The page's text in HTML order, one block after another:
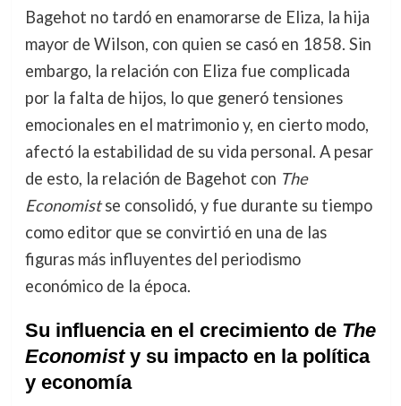
Bagehot no tardó en enamorarse de Eliza, la hija
mayor de Wilson, con quien se casó en 1858. Sin
embargo, la relación con Eliza fue complicada
por la falta de hijos, lo que generó tensiones
emocionales en el matrimonio y, en cierto modo,
afectó la estabilidad de su vida personal. A pesar
de esto, la relación de Bagehot con The
Economistse consolidó, y fue durante su tiempo
como editor que se convirtió en una de las
figuras más influyentes del periodismo
económico de la época.
Su influencia en el crecimiento de The
Economisty su impacto en la política
y economía